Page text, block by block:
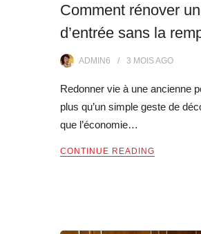
Comment rénover
d’entrée sans la
ADMIN6 3 MOISAGO
Redonner vie à une ancienne
plus qu’un simple geste de
que l’économie…
CONTINUE READING